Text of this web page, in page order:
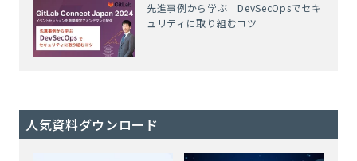
先進事例から学ぶ DevSecOpsでセキ
ュリティに取り組むコツ
人気資料ダウンロード